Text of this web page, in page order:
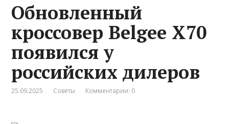
Обновленный
кроссовер Belgee X70
появился у
российских дилеров
25.09.2025 Советы Комментарии: 0